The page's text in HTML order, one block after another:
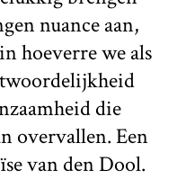
nuance aan,
hoeverre we als
die
overvallen. Een
van den Dool.